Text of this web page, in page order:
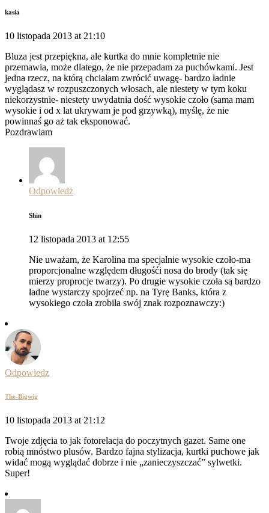
kasia
10 listopada 2013 at 21:10
Bluza jest przepiękna, ale kurtka do mnie kompletnie nie
przemawia, może dlatego, że nie przepadam za puchówkami. Jest
jedna rzecz, na którą chciałam zwrócić uwagę- bardzo ładnie
wyglądasz w rozpuszczonych włosach, ale niestety w tym koku
niekorzystnie- niestety uwydatnia dość wysokie czoło (sama mam
wysokie i od x lat ukrywam je pod grzywką), myślę, że nie
powinnaś go aż tak eksponować.
Pozdrawiam
Odpowiedz
Shin
12 listopada 2013 at 12:55
Nie uważam, że Karolina ma specjalnie wysokie czoło-ma
proporcjonalne względem długośći nosa do brody (tak się
mierzy proprocje twarzy). Po drugie wysokie czoła są bardzo
ładne wystarczy spojrzeć np. na Tyrę Banks, która z
wysokiego czoła zrobiła swój znak rozpoznawczy:)
Odpowiedz
The-Bigwig
10 listopada 2013 at 21:12
Twoje zdjęcia to jak fotorelacja do poczytnych gazet. Same one
robią mnóstwo plusów. Bardzo fajna stylizacja, kurtki puchowe jak
widać mogą wyglądać dobrze i nie „zanieczyszczać” sylwetki.
Super!